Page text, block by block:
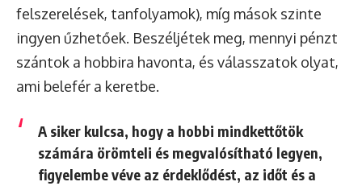
felszerelések, tanfolyamok), míg mások szinte
ingyen űzhetőek. Beszéljétek meg, mennyi pénzt
szántok a hobbira havonta, és válasszatok olyat,
ami belefér a keretbe.
A siker kulcsa, hogy a hobbi mindkettőtök
számára örömteli és megvalósítható legyen,
figyelembe véve az érdeklődést, az időt és a